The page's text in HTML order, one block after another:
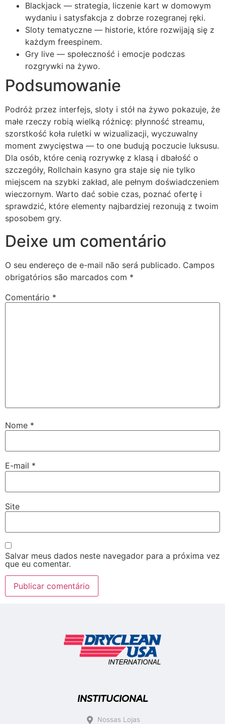
Blackjack — strategia, liczenie kart w domowym
wydaniu i satysfakcja z dobrze rozegranej ręki.
Sloty tematyczne — historie, które rozwijają się z
każdym freespinem.
Gry live — społeczność i emocje podczas
rozgrywki na żywo.
Podsumowanie
Podróż przez interfejs, sloty i stół na żywo pokazuje, że
małe rzeczy robią wielką różnicę: płynność streamu,
szorstkość koła ruletki w wizualizacji, wyczuwalny
moment zwycięstwa — to one budują poczucie luksusu.
Dla osób, które cenią rozrywkę z klasą i dbałość o
szczegóły, Rollchain kasyno gra staje się nie tylko
miejscem na szybki zakład, ale pełnym doświadczeniem
wieczornym. Warto dać sobie czas, poznać ofertę i
sprawdzić, które elementy najbardziej rezonują z twoim
sposobem gry.
Deixe um comentário
O seu endereço de e-mail não será publicado. Campos
obrigatórios são marcados com *
Comentário *
Nome *
E-mail *
Site
Salvar meus dados neste navegador para a próxima vez
que eu comentar.
INSTITUCIONAL
Nossas Lojas